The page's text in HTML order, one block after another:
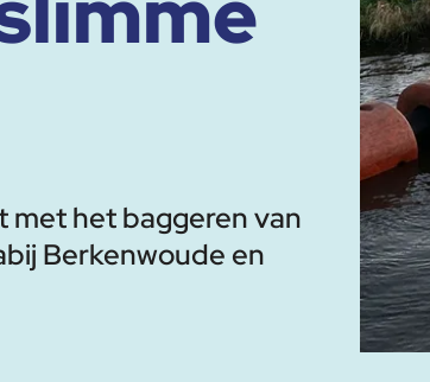
met het baggeren van
Berkenwoude en